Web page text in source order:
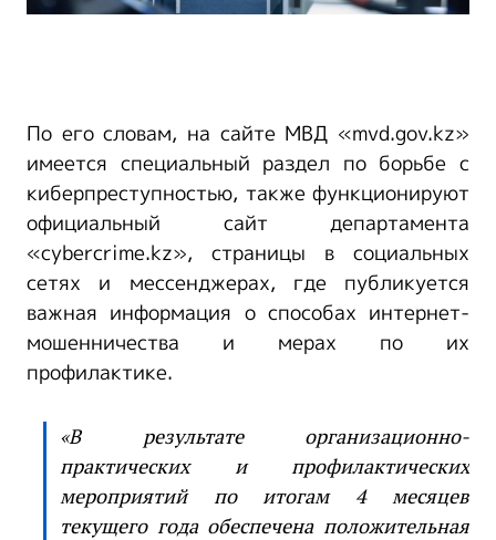
По его словам, на сайте МВД «mvd.gov.kz»
имеется специальный раздел по борьбе с
киберпреступностью, также функционируют
официальный сайт департамента
«cybercrime.kz», страницы в социальных
сетях и мессенджерах, где публикуется
важная информация о способах интернет-
мошенничества и мерах по их
профилактике.
«В результате организационно-
практических и профилактических
мероприятий по итогам 4 месяцев
текущего года обеспечена положительная